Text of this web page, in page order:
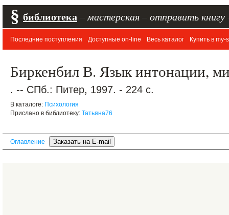
§ библиотека мастерская отправить книгу
Последние поступления Доступные on-line Весь каталог Купить в my-
Биркенбил В. Язык интонации,
. -- СПб.: Питер, 1997. - 224 с.
В каталоге: Психология
Прислано в библиотеку: Татьяна76
Оглавление